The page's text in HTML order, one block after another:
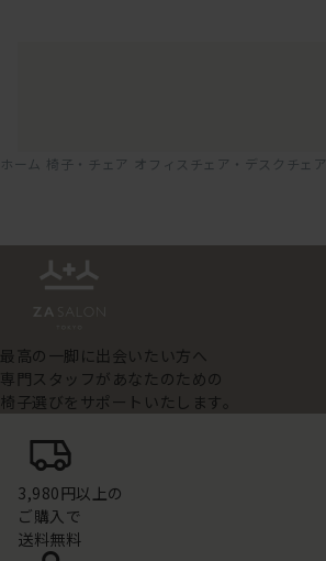
ホーム 椅子・チェア オフィスチェア・デスクチェア
最高の一脚に出会いたい方へ
専門スタッフがあなたのための
椅子選びをサポートいたします。
3,980円以上の
ご購入で
送料無料